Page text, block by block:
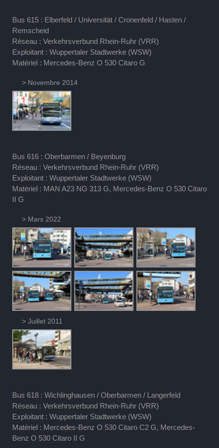
Bus 615 : Elberfeld / Universität / Cronenfeld / Hasten /
Remscheid
Réseau : Verkehrsverbund Rhein-Ruhr (VRR)
Exploitant : Wuppertaler Stadtwerke (WSW)
Matériel : Mercedes-Benz O 530 Citaro G
> Novembre 2014
Bus 616 : Oberbarmen / Beyenburg
Réseau : Verkehrsverbund Rhein-Ruhr (VRR)
Exploitant : Wuppertaler Stadtwerke (WSW)
Matériel : MAN A23 NG 313 G, Mercedes-Benz O 530 Citaro
II G
> Mars 2022
> Juillet 2011
Bus 618 : Wichlinghausen / Oberbarmen / Langerfeld
Réseau : Verkehrsverbund Rhein-Ruhr (VRR)
Exploitant : Wuppertaler Stadtwerke (WSW)
Matériel : Mercedes-Benz O 530 Citaro C2 G, Mercedes-
Benz O 530 Citaro II G